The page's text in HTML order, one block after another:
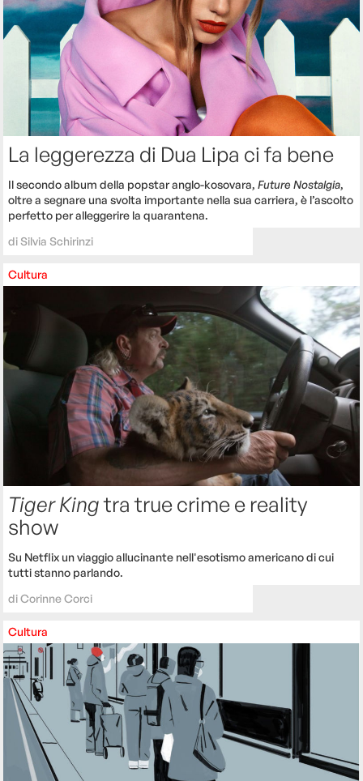
La leggerezza di Dua Lipa ci fa bene
Il secondo album della popstar anglo-kosovara,Future Nostalgia,
oltre a segnare una svolta importante nella sua carriera, è l’ascolto
perfetto per alleggerire la quarantena.
diSilvia Schirinzi
Cultura
Tiger Kingtra true crime e reality
show
Su Netflix un viaggio allucinante nell'esotismo americano di cui
tutti stanno parlando.
diCorinne Corci
Cultura